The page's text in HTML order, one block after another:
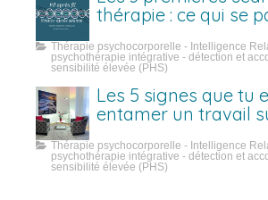
thérapie : ce qui se
Thérapie psychocorporelle - Intelligence
psychothérapie intégrative - détection et
sensibilité élevée (PHS)
Les 5 signes que tu
entamer un travail
Thérapie psychocorporelle - Intelligence
psychothérapie intégrative - détection et
sensibilité élevée (PHS)